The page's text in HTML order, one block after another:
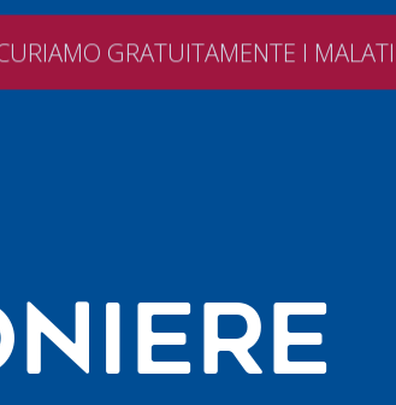
CONTATTI DONA IL 5×1000 CREA
GRATUITAMENTE I